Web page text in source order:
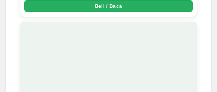
Beli / Baca